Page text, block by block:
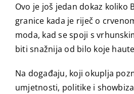
Ovo je još jedan dokaz koliko
granice kada je riječ o
moda, kad se spoji s
biti snažnija od bilo koje
Na događaju, koji okuplja
umjetnosti, politike i